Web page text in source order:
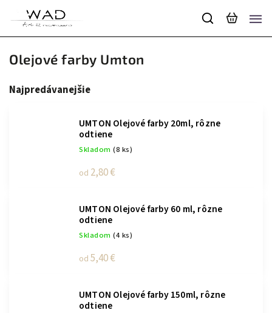
Olejové farby Umton
Najpredávanejšie
UMTON Olejové farby 20ml, rôzne
odtiene
Skladom (8 ks)
od 2,80 €
UMTON Olejové farby 60 ml, rôzne
odtiene
Skladom (4 ks)
od 5,40 €
UMTON Olejové farby 150ml, rôzne
odtiene